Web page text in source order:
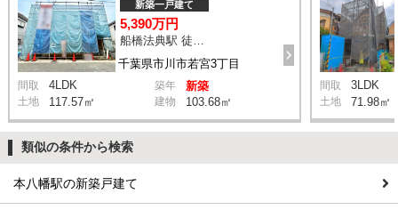
千葉県市川市若宮3丁目
新築一戸建て
5,390万円
船橋法典駅 徒歩17分
間取 4LDK 築年 新築
土地 117.57㎡ 建物 103.68㎡
間取 3LDK
土地 71.98㎡
類似の条件から検索
本八幡駅の新築戸建て